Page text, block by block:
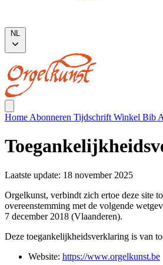
Home Abonneren Tijdschrift Winkel Bib
Laatste update: 18 november 2025
Orgelkunst, verbindt zich ertoe deze site
overeenstemming met de volgende
7 december 2018 (Vlaanderen).
Deze toegankelijkheidsverklaring is van
Website: https://www.orgelkunst.be